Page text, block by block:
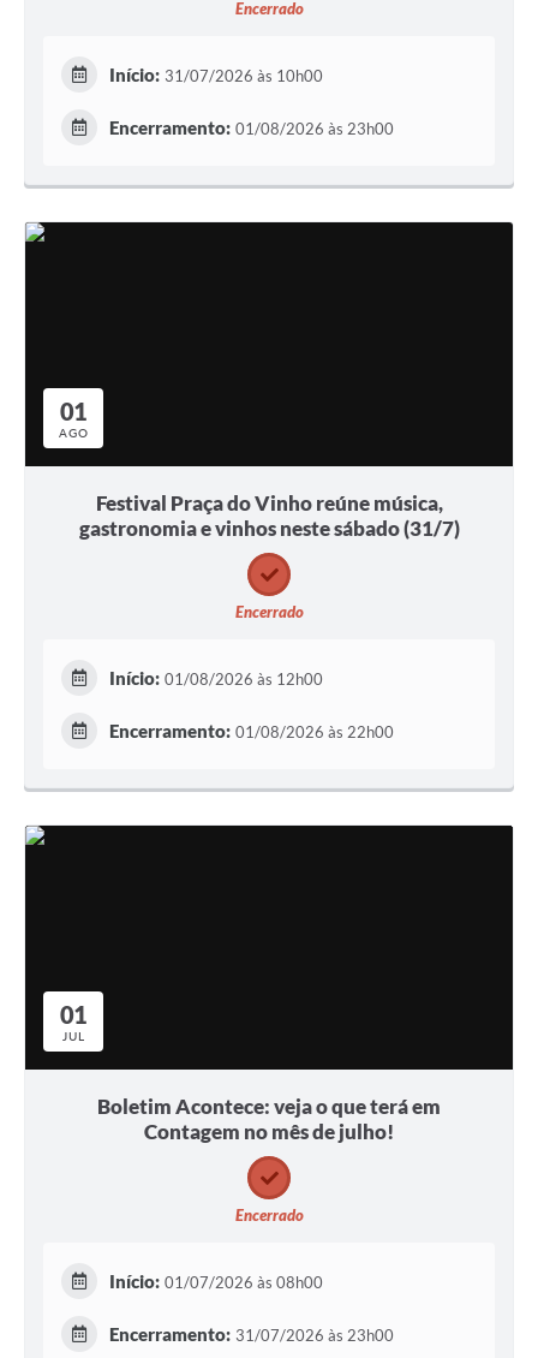
Encerrado
Início: 31/07/2026 às 10h00
Encerramento: 01/08/2026 às 23h00
01
AGO
Festival Praça do Vinho reúne música,
gastronomia e vinhos neste sábado (31/7)
Encerrado
Início: 01/08/2026 às 12h00
Encerramento: 01/08/2026 às 22h00
01
JUL
Boletim Acontece: veja o que terá em
Contagem no mês de julho!
Encerrado
Início: 01/07/2026 às 08h00
Encerramento: 31/07/2026 às 23h00